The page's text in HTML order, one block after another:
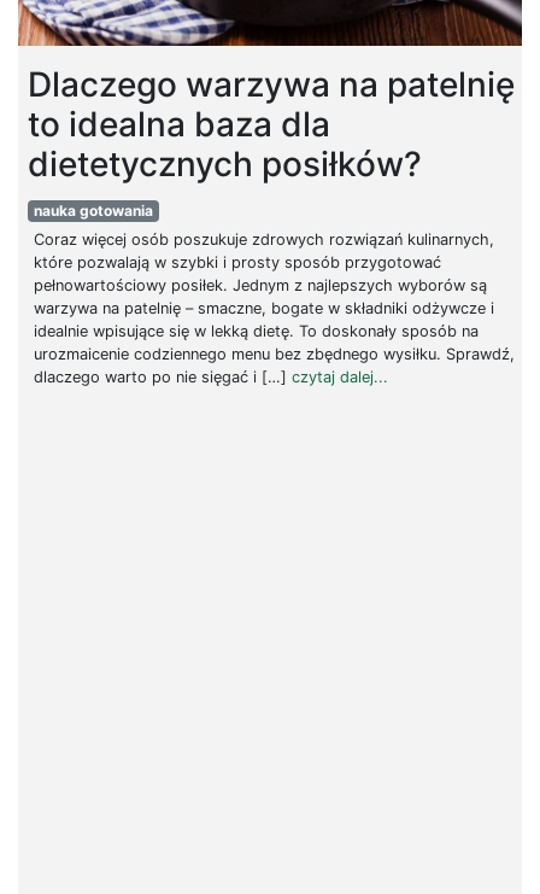
Dlaczego warzywa na patelnię
to idealna baza dla
dietetycznych posiłków?
nauka gotowania
Coraz więcej osób poszukuje zdrowych rozwiązań kulinarnych,
które pozwalają w szybki i prosty sposób przygotować
pełnowartościowy posiłek. Jednym z najlepszych wyborów są
warzywa na patelnię – smaczne, bogate w składniki odżywcze i
idealnie wpisujące się w lekką dietę. To doskonały sposób na
urozmaicenie codziennego menu bez zbędnego wysiłku. Sprawdź,
dlaczego warto po nie sięgać i […] czytaj dalej...